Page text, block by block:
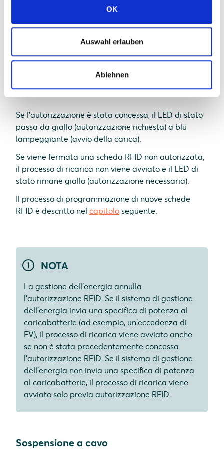
OK
Auswahl erlauben
Ablehnen
apprese/autorizzate tramite l'app Solarwatt Pro.
norma ISO/IEC 14443 A. Le schede RFID aggiuntive
possono essere ordinate a Solarwatt.
Tenere la scheda RFID sul lettore del
caricabatterie (parte anteriore)
Se l'autorizzazione è stata concessa, il LED di stato
passa da giallo (autorizzazione richiesta) a blu
lampeggiante (avvio della carica).
Se viene fermata una scheda RFID non autorizzata,
il processo di ricarica non viene avviato e il LED di
stato rimane giallo (autorizzazione necessaria).
Il processo di programmazione di nuove schede
RFID è descritto nel capitolo seguente.
NOTA
La gestione dell'energia annulla
l'autorizzazione RFID. Se il sistema di gestione
dell'energia invia una specifica di potenza al
caricabatterie (ad esempio, un'eccedenza di
FV), il processo di ricarica viene avviato anche
se non è stata precedentemente concessa
l'autorizzazione RFID. Se il sistema di gestione
dell'energia non invia una specifica di potenza
al caricabatterie, il processo di ricarica viene
avviato solo previa autorizzazione RFID.
Sospensione a cavo